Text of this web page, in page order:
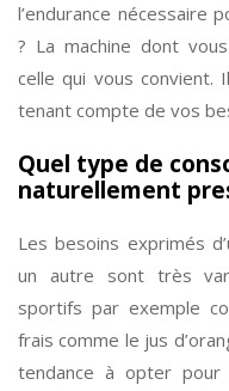
l’endurance nécessaire
? La machine dont
celle qui vous
tenant compte de vos
Quel type de
naturellement
Les besoins exprimés
un autre sont très
sportifs par exemple
frais comme le jus
tendance à opter pour